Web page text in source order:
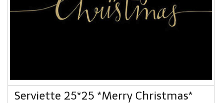
Serviette 25*25 *Merry Christmas*